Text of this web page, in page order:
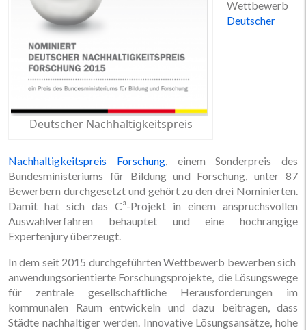
Deutscher Nachhaltigkeitspreis
Wettbewerb
Deutscher
Nachhaltigkeitspreis Forschung, einem Sonderpreis des
Bundesministeriums für Bildung und Forschung, unter 87
Bewerbern durchgesetzt und gehört zu den drei Nominierten.
Damit hat sich das C³-Projekt in einem anspruchsvollen
Auswahlverfahren behauptet und eine hochrangige
Expertenjury überzeugt.
In dem seit 2015 durchgeführten Wettbewerb bewerben sich
anwendungsorientierte Forschungsprojekte, die Lösungswege
für zentrale gesellschaftliche Herausforderungen im
kommunalen Raum entwickeln und dazu beitragen, dass
Städte nachhaltiger werden. Innovative Lösungsansätze, hohe